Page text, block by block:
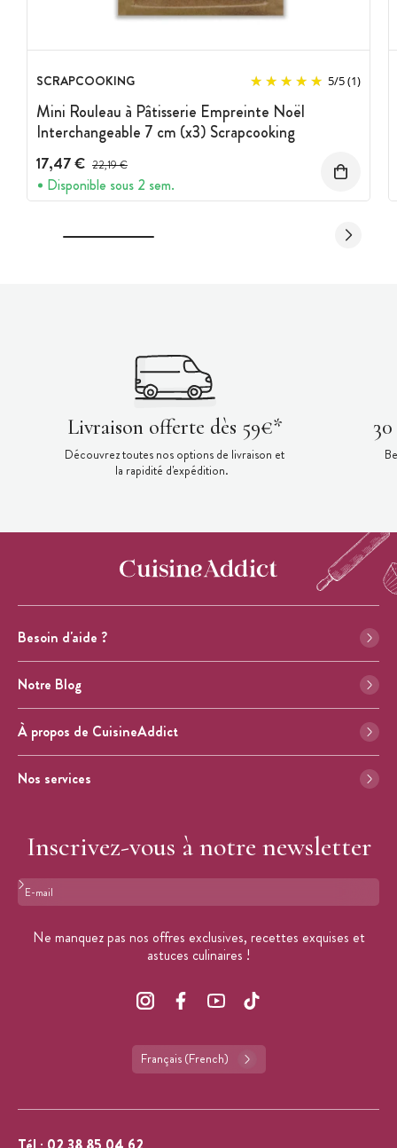
SCRAPCOOKING 5/5(1)
Mini Rouleau à Pâtisserie Empreinte Noël
Interchangeable 7 cm (x3) Scrapcooking
17,47 € Prix avant réduction :
22,19 €
Disponible sous 2 sem.
Livraison offerte dès 59€*
Découvrez toutes nos options de livraison et
la rapidité d'expédition.
Besoin d'aide ?
Notre Blog
À propos de CuisineAddict
Nos services
Inscrivez-vous à notre newsletter
Format : adresse@email.com
Ne manquez pas nos offres exclusives, recettes exquises et
astuces culinaires !
Français (French)